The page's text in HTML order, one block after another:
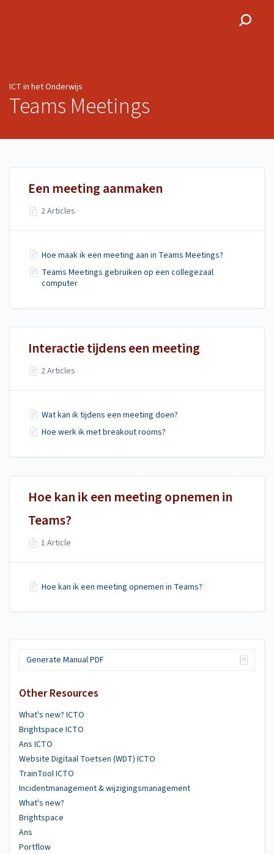
ICT in het Onderwijs
Teams Meetings
Generate Manual PDF
Other Resources
What's new? ICTO
Brightspace ICTO
Ans ICTO
Website Digitaal Toetsen (WDT) ICTO
TrainTool ICTO
Incidentmanagement & wijzigingsmanagement
What's new?
Brightspace
Ans
Portflow
Een meeting aanmaken
2 Articles
Hoe maak ik een meeting aan in Teams Meetings?
Teams Meetings gebruiken op een collegezaal
computer
Interactie tijdens een meeting
2 Articles
Wat kan ik tijdens een meeting doen?
Hoe werk ik met breakout rooms?
Hoe kan ik een meeting opnemen in
Teams?
1 Article
Hoe kan ik een meeting opnemen in Teams?